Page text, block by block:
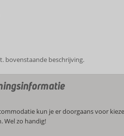
bovenstaande beschrijving.
kun je er doorgaans voor
Wel zo handig!